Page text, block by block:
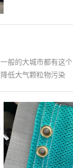
般的大城市都有这个
低大气颗粒物污染